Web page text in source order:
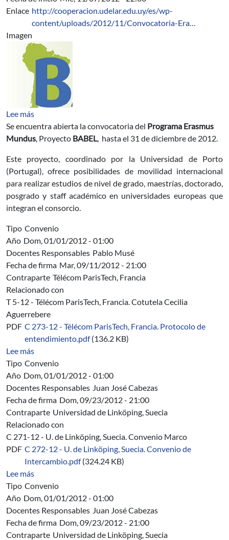
Enlace http://cooperacion.udelar.edu.uy/es/wp-
content/uploads/2012/11/Convocatoria-Era…
Imagen
Lee más
Se encuentra abierta la convocatoria del Programa Erasmus
Mundus , Proyecto BABEL , hasta el 31 de diciembre de 2012.
Este proyecto, coordinado por la Universidad de Porto
(Portugal), ofrece posibilidades de movilidad internacional
para realizar estudios de nivel de grado, maestrías, doctorado,
posgrado y staff académico en universidades europeas que
integran el consorcio.
Tipo Convenio
Año Dom, 01/01/2012 - 01:00
Docentes Responsables Pablo Musé
Fecha de firma Mar, 09/11/2012 - 21:00
Contraparte Télécom ParisTech, Francia
Relacionado con
T 5-12 - Télécom ParisTech, Francia. Cotutela Cecilia
Aguerrebere
PDF C 273-12 - Télécom ParisTech, Francia. Protocolo de
entendimiento.pdf (136.2 KB)
Lee más
Tipo Convenio
Año Dom, 01/01/2012 - 01:00
Docentes Responsables Juan José Cabezas
Fecha de firma Dom, 09/23/2012 - 21:00
Contraparte Universidad de Linköping, Suecia
Relacionado con
C 271-12 - U. de Linköping, Suecia. Convenio Marco
PDF C 272-12 - U. de Linköping, Suecia. Convenio de
Intercambio.pdf (324.24 KB)
Lee más
Tipo Convenio
Año Dom, 01/01/2012 - 01:00
Docentes Responsables Juan José Cabezas
Fecha de firma Dom, 09/23/2012 - 21:00
Contraparte Universidad de Linköping, Suecia